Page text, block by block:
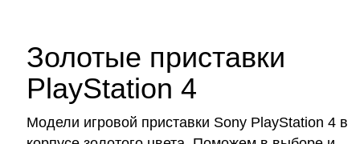
Золотые приставки
PlayStation 4
Модели игровой приставки Sony PlayStation 4 в